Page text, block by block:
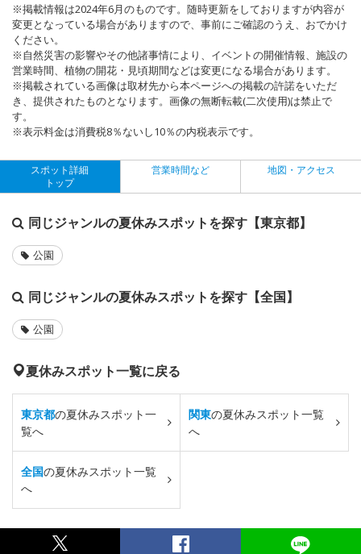
※掲載情報は2024年6月のものです。随時更新をしておりますが内容が
変更となっている場合がありますので、事前にご確認のうえ、おでかけ
ください。
※自然災害の影響やその他諸事情により、イベントの開催情報、施設の
営業時間、植物の開花・見頃期間などは変更になる場合があります。
※掲載されている画像は取材先から本ページへの掲載の許諾をいただ
き、提供されたものとなります。画像の無断転載(二次使用)は禁止で
す。
※表示料金は消費税8％ないし10％の内税表示です。
スポット詳細
トップ
営業時間など 地図・アクセス
同じジャンルの夏休みスポットを探す【東京都】
公園
同じジャンルの夏休みスポットを探す【全国】
公園
夏休みスポット一覧に戻る
東京都の夏休みスポット一
覧へ
関東の夏休みスポット一覧
へ
全国の夏休みスポット一覧
へ